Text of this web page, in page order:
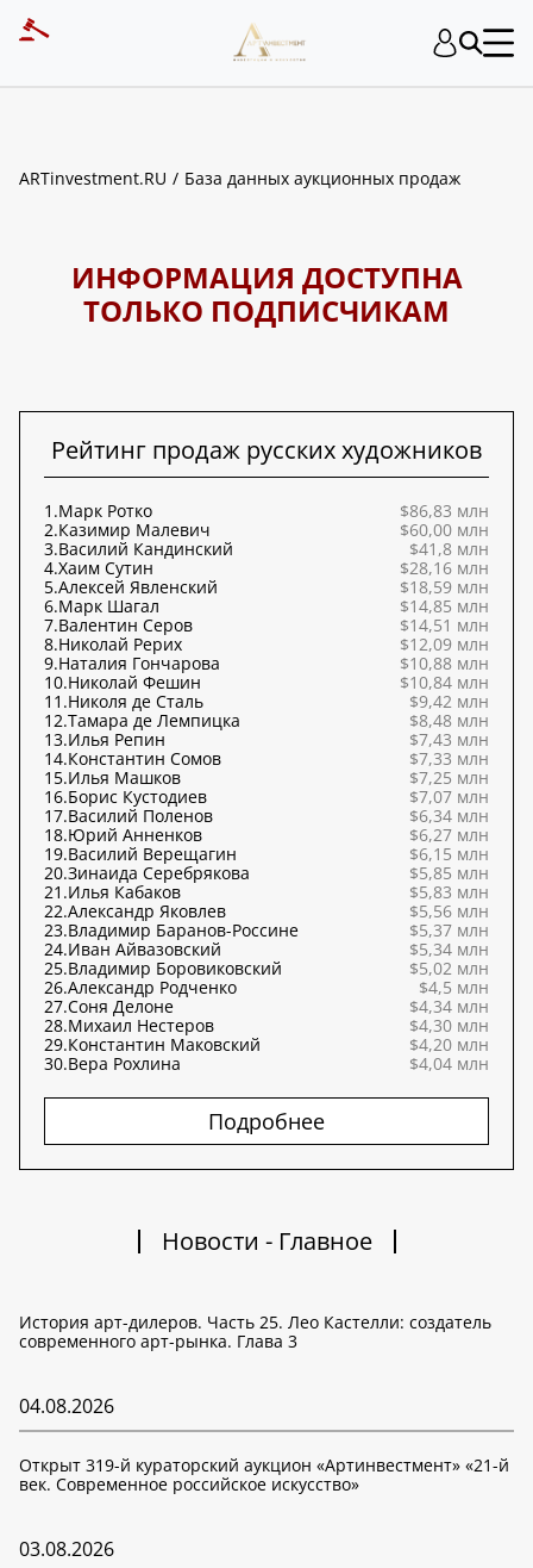
ARTinvestment.RU База данных аукционных продаж
ИНФОРМАЦИЯ ДОСТУПНА
ТОЛЬКО ПОДПИСЧИКАМ
Рейтинг продаж русских художников
1.Марк Ротко
$86,83 млн
2.Казимир Малевич
$60,00 млн
3.Василий Кандинский
$41,8 млн
4.Хаим Сутин
$28,16 млн
5.Алексей Явленский
$18,59 млн
6.Марк Шагал
$14,85 млн
7.Валентин Серов
$14,51 млн
8.Николай Рерих
$12,09 млн
9.Наталия Гончарова
$10,88 млн
10.Николай Фешин
$10,84 млн
11.Николя де Сталь
$9,42 млн
12.Тамара де Лемпицка
$8,48 млн
13.Илья Репин
$7,43 млн
14.Константин Сомов
$7,33 млн
15.Илья Машков
$7,25 млн
16.Борис Кустодиев
$7,07 млн
17.Василий Поленов
$6,34 млн
18.Юрий Анненков
$6,27 млн
19.Василий Верещагин
$6,15 млн
20.Зинаида Серебрякова
$5,85 млн
21.Илья Кабаков
$5,83 млн
22.Александр Яковлев
$5,56 млн
23.Владимир Баранов-Россине
$5,37 млн
24.Иван Айвазовский
$5,34 млн
25.Владимир Боровиковский
$5,02 млн
26.Александр Родченко
$4,5 млн
27.Соня Делоне
$4,34 млн
28.Михаил Нестеров
$4,30 млн
29.Константин Маковский
$4,20 млн
30.Вера Рохлина $4,04 млн
Подробнее
Новости - Главное
История арт-дилеров. Часть 25. Лео Кастелли: создатель
современного арт-рынка. Глава 3
04.08.2026
Открыт 319-й кураторский аукцион «Артинвестмент» «21-й
век. Современное российское искусство»
03.08.2026